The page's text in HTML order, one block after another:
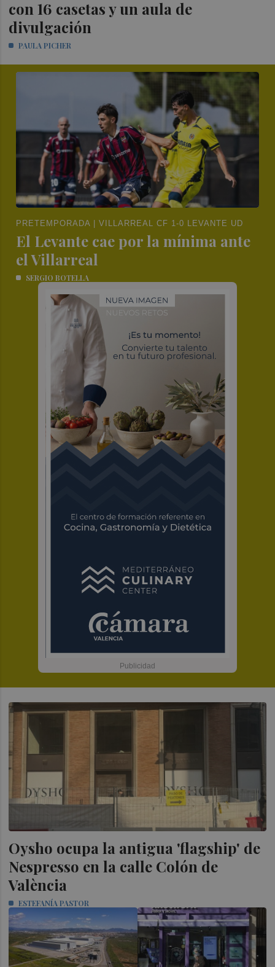
con 16 casetas y un aula de
divulgación
PAULA PICHER
PRETEMPORADA | VILLARREAL CF 1-0 LEVANTE UD
El Levante cae por la mínima ante
el Villarreal
SERGIO BOTELLA
Oysho ocupa la antigua 'flagship' de
Nespresso en la calle Colón de
València
ESTEFANÍA PASTOR